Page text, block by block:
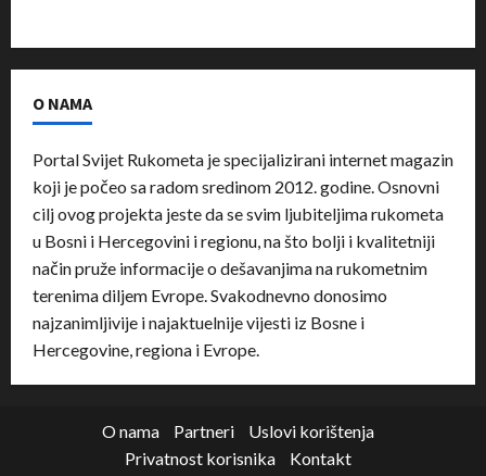
O NAMA
Portal Svijet Rukometa je specijalizirani internet magazin
koji je počeo sa radom sredinom 2012. godine. Osnovni
cilj ovog projekta jeste da se svim ljubiteljima rukometa
u Bosni i Hercegovini i regionu, na što bolji i kvalitetniji
način pruže informacije o dešavanjima na rukometnim
terenima diljem Evrope. Svakodnevno donosimo
najzanimljivije i najaktuelnije vijesti iz Bosne i
Hercegovine, regiona i Evrope.
O nama Partneri
Uslovi korištenja
Privatnost korisnika
Kontakt